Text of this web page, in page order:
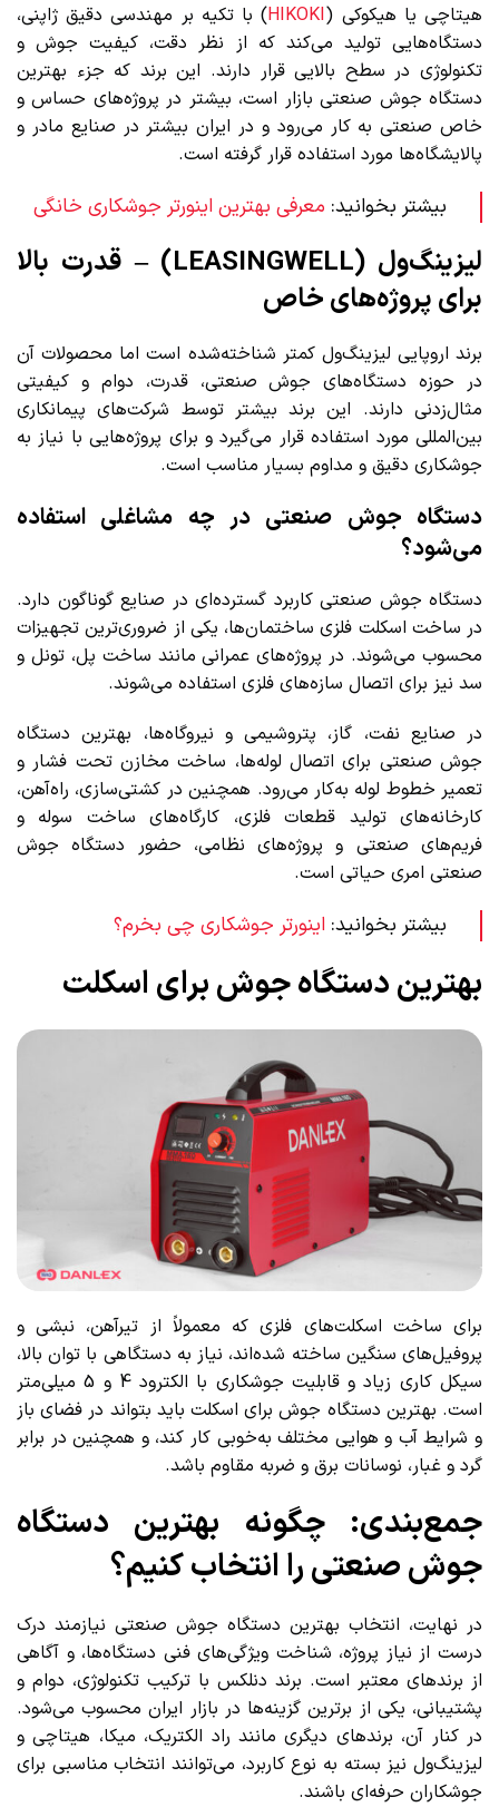
هیتاچی یا هیکوکی (HIKOKI) با تکیه بر مهندسی دقیق ژاپنی،
دستگاه‌هایی تولید می‌کند که از نظر دقت، کیفیت جوش و
تکنولوژی در سطح بالایی قرار دارند. این برند که جزء بهترین
دستگاه جوش صنعتی بازار است، بیشتر در پروژه‌های حساس و
خاص صنعتی به کار می‌رود و در ایران بیشتر در صنایع مادر و
پالایشگاه‌ها مورد استفاده قرار گرفته است.
بیشتر بخوانید: معرفی بهترین اینورتر جوشکاری خانگی
لیزینگ‌ول (LEASINGWELL) – قدرت بالا
برای پروژه‌های خاص
برند اروپایی لیزینگ‌ول کمتر شناخته‌شده است اما محصولات آن
در حوزه دستگاه‌های جوش صنعتی، قدرت، دوام و کیفیتی
مثال‌زدنی دارند. این برند بیشتر توسط شرکت‌های پیمانکاری
بین‌المللی مورد استفاده قرار می‌گیرد و برای پروژه‌هایی با نیاز به
جوشکاری دقیق و مداوم بسیار مناسب است.
دستگاه جوش صنعتی در چه مشاغلی استفاده
می‌شود؟
دستگاه جوش صنعتی کاربرد گسترده‌ای در صنایع گوناگون دارد.
در ساخت اسکلت فلزی ساختمان‌ها، یکی از ضروری‌ترین تجهیزات
محسوب می‌شوند. در پروژه‌های عمرانی مانند ساخت پل، تونل و
سد نیز برای اتصال سازه‌های فلزی استفاده می‌شوند.
در صنایع نفت، گاز، پتروشیمی و نیروگاه‌ها، بهترین دستگاه
جوش صنعتی برای اتصال لوله‌ها، ساخت مخازن تحت فشار و
تعمیر خطوط لوله به‌کار می‌رود. همچنین در کشتی‌سازی، راه‌آهن،
کارخانه‌های تولید قطعات فلزی، کارگاه‌های ساخت سوله و
فریم‌های صنعتی و پروژه‌های نظامی، حضور دستگاه جوش
صنعتی امری حیاتی است.
بیشتر بخوانید: اینورتر جوشکاری چی بخرم؟
بهترین دستگاه جوش برای اسکلت
برای ساخت اسکلت‌های فلزی که معمولاً از تیرآهن، نبشی و
پروفیل‌های سنگین ساخته شده‌اند، نیاز به دستگاهی با توان بالا،
سیکل کاری زیاد و قابلیت جوشکاری با الکترود 4 و 5 میلی‌متر
است. بهترین دستگاه جوش برای اسکلت باید بتواند در فضای باز
و شرایط آب و هوایی مختلف به‌خوبی کار کند، و همچنین در برابر
گرد و غبار، نوسانات برق و ضربه مقاوم باشد.
جمع‌بندی: چگونه بهترین دستگاه
جوش صنعتی را انتخاب کنیم؟
در نهایت، انتخاب بهترین دستگاه جوش صنعتی نیازمند درک
درست از نیاز پروژه، شناخت ویژگی‌های فنی دستگاه‌ها، و آگاهی
از برندهای معتبر است. برند دنلکس با ترکیب تکنولوژی، دوام و
پشتیبانی، یکی از برترین گزینه‌ها در بازار ایران محسوب می‌شود.
در کنار آن، برندهای دیگری مانند راد الکتریک، میکا، هیتاچی و
لیزینگ‌ول نیز بسته به نوع کاربرد، می‌توانند انتخاب مناسبی برای
جوشکاران حرفه‌ای باشند.